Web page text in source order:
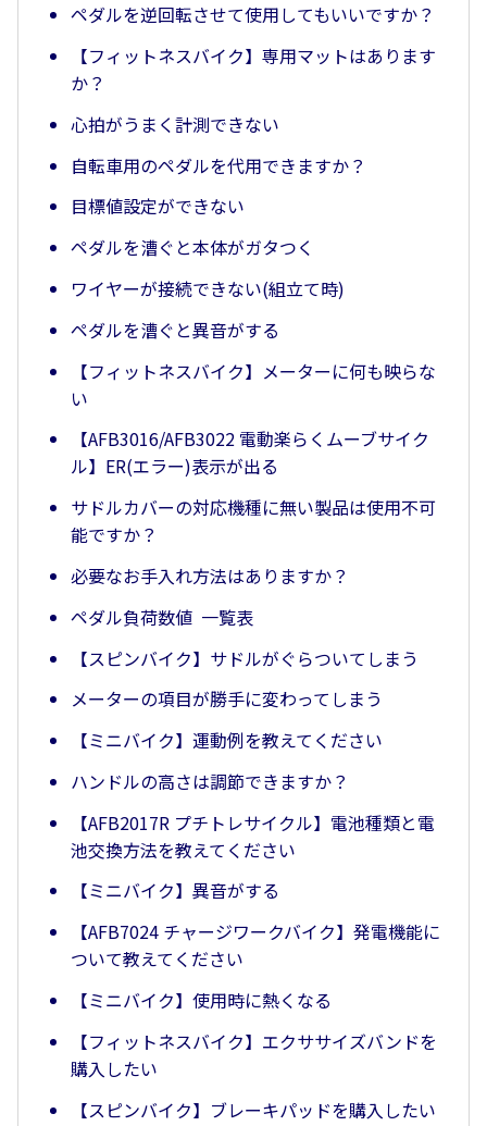
ペダルを逆回転させて使用してもいいですか？
【フィットネスバイク】専用マットはあります
か？
心拍がうまく計測できない
自転車用のペダルを代用できますか？
目標値設定ができない
ペダルを漕ぐと本体がガタつく
ワイヤーが接続できない(組立て時)
ペダルを漕ぐと異音がする
【フィットネスバイク】メーターに何も映らな
い
【AFB3016/AFB3022 電動楽らくムーブサイク
ル】ER(エラー)表示が出る
サドルカバーの対応機種に無い製品は使用不可
能ですか？
必要なお手入れ方法はありますか？
ペダル負荷数値 一覧表
【スピンバイク】サドルがぐらついてしまう
メーターの項目が勝手に変わってしまう
【ミニバイク】運動例を教えてください
ハンドルの高さは調節できますか？
【AFB2017R プチトレサイクル】電池種類と電
池交換方法を教えてください
【ミニバイク】異音がする
【AFB7024 チャージワークバイク】発電機能に
ついて教えてください
【ミニバイク】使用時に熱くなる
【フィットネスバイク】エクササイズバンドを
購入したい
【スピンバイク】ブレーキパッドを購入したい